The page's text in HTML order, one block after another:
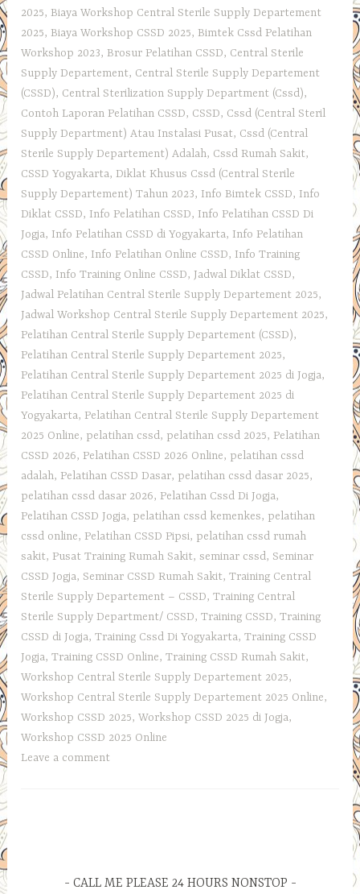
2025, Biaya Workshop Central Sterile Supply Departement
2025, Biaya Workshop CSSD 2025, Bimtek Cssd Pelatihan
Workshop 2023, Brosur Pelatihan CSSD, Central Sterile
Supply Departement, Central Sterile Supply Departement
(CSSD), Central Sterilization Supply Department (Cssd),
Contoh Laporan Pelatihan CSSD, CSSD, Cssd (Central Steril
Supply Department) Atau Instalasi Pusat, Cssd (Central
Sterile Supply Departement) Adalah, Cssd Rumah Sakit,
CSSD Yogyakarta,Diklat Khusus Cssd (Central Sterile
Supply Departement) Tahun 2023, Info Bimtek CSSD, Info
Diklat CSSD, Info Pelatihan CSSD, Info Pelatihan CSSD Di
Jogja, Info Pelatihan CSSD di Yogyakarta, Info Pelatihan
CSSD Online, Info Pelatihan Online CSSD, Info Training
CSSD, Info Training Online CSSD, Jadwal Diklat CSSD,
Jadwal Pelatihan Central Sterile Supply Departement 2025,
Jadwal Workshop Central Sterile Supply Departement 2025,
Pelatihan Central Sterile Supply Departement (CSSD),
Pelatihan Central Sterile Supply Departement 2025,
Pelatihan Central Sterile Supply Departement 2025 di Jogja,
Pelatihan Central Sterile Supply Departement 2025 di
Yogyakarta, Pelatihan Central Sterile Supply Departement
2025 Online, pelatihan cssd, pelatihan cssd 2025, Pelatihan
CSSD 2026, Pelatihan CSSD 2026 Online, pelatihan cssd
adalah, Pelatihan CSSD Dasar, pelatihan cssd dasar 2025,
pelatihan cssd dasar 2026, Pelatihan Cssd Di Jogja,
Pelatihan CSSD Jogja, pelatihan cssd kemenkes, pelatihan
cssd online, Pelatihan CSSD Pipsi, pelatihan cssd rumah
sakit, Pusat Training Rumah Sakit,seminar cssd, Seminar
CSSD Jogja, Seminar CSSD Rumah Sakit,Training Central
Sterile Supply Departement – CSSD,Training Central
Sterile Supply Department/ CSSD,Training CSSD,Training
CSSD di Jogja,Training Cssd Di Yogyakarta,Training CSSD
Jogja,Training CSSD Online,Training CSSD Rumah Sakit,
Workshop Central Sterile Supply Departement 2025,
Workshop Central Sterile Supply Departement 2025 Online,
Workshop CSSD 2025,Workshop CSSD 2025 di Jogja,
Workshop CSSD 2025 Online
Leave a comment
CALL ME PLEASE 24 HOURS NONSTOP